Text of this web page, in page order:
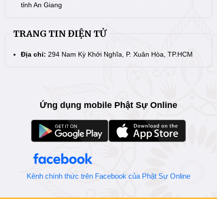
tỉnh An Giang
TRANG TIN ĐIỆN TỬ
Địa chỉ: 294 Nam Kỳ Khởi Nghĩa, P. Xuân Hòa, TP.HCM
Ứng dụng mobile Phật Sự Online
Kênh chính thức trên Facebook của Phật Sự Online